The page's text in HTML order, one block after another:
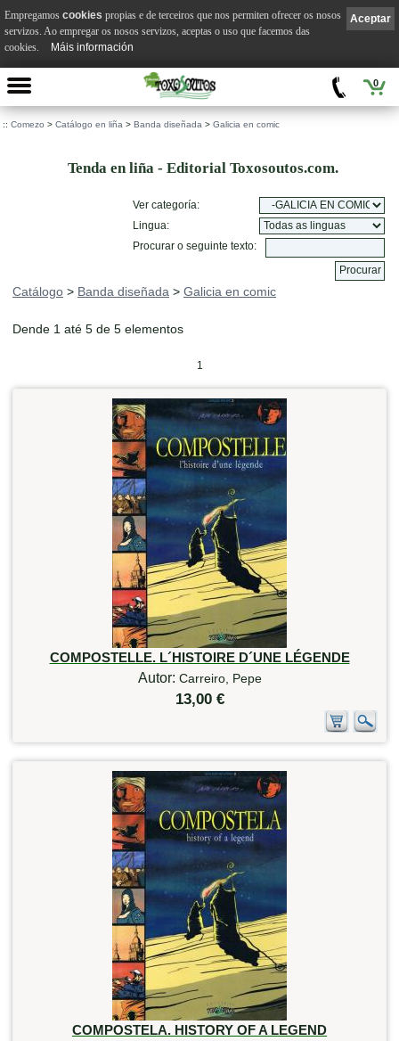
0
:: Comezo > Catálogo en liña > Banda diseñada > Galicia en comic
Tenda en liña - Editorial Toxosoutos.com.
Ver categoría:
Lingua:
Procurar o seguinte texto:
Catálogo > Banda diseñada > Galicia en comic
Dende 1 até 5 de 5 elementos
1
COMPOSTELLE. L´HISTOIRE D´UNE LÉGENDE
Autor: Carreiro, Pepe
13,00 €
COMPOSTELA. HISTORY OF A LEGEND
Aceptar
Empregamos cookies propias e de terceiros que nos permiten ofrecer os nosos
servizos. Ao empregar os nosos servizos, aceptas o uso que facemos das
cookies.
Máis información